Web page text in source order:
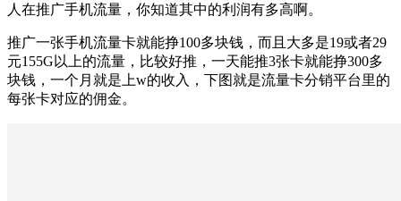
人在推广手机流量，你知道其中的利润有多高啊。
推广一张手机流量卡就能挣100多块钱，而且大多是19或者29
元155G以上的流量，比较好推，一天能推3张卡就能挣300多
块钱，一个月就是上w的收入，下图就是流量卡分销平台里的
每张卡对应的佣金。